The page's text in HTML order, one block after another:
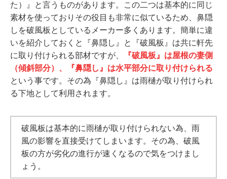
た）』と言うものがあります。この二つは基本的に同じ
素材を使っておりその役目も非常に似ているため、鼻隠
しを破風板としているメーカー多くあります。簡単に違
いを紹介しておくと『鼻隠し』と『破風板』は共に軒先
に取り付けられる部材ですが、
『破風板』は屋根の妻側
（傾斜部分）、『鼻隠し』は水平部分に取り付けられる
という事です。その為『鼻隠し』は雨樋が取り付けられ
る下地として利用されます。
破風板は基本的に雨樋が取り付けられない為、雨
風の影響を直接受けてしまいます。その為、破風
板の方が劣化の進行が速くなるので気をつけまし
ょう。